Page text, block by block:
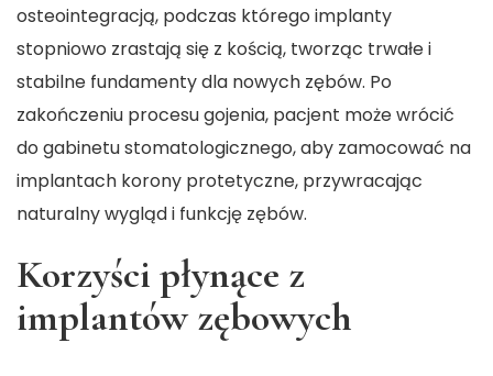
osteointegracją, podczas którego implanty
stopniowo zrastają się z kością, tworząc trwałe i
stabilne fundamenty dla nowych zębów. Po
zakończeniu procesu gojenia, pacjent może wrócić
do gabinetu stomatologicznego, aby zamocować na
implantach korony protetyczne, przywracając
naturalny wygląd i funkcję zębów.
Korzyści płynące z
implantów zębowych